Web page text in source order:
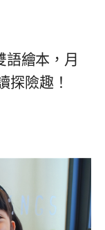
語繪本，月
探險趣！